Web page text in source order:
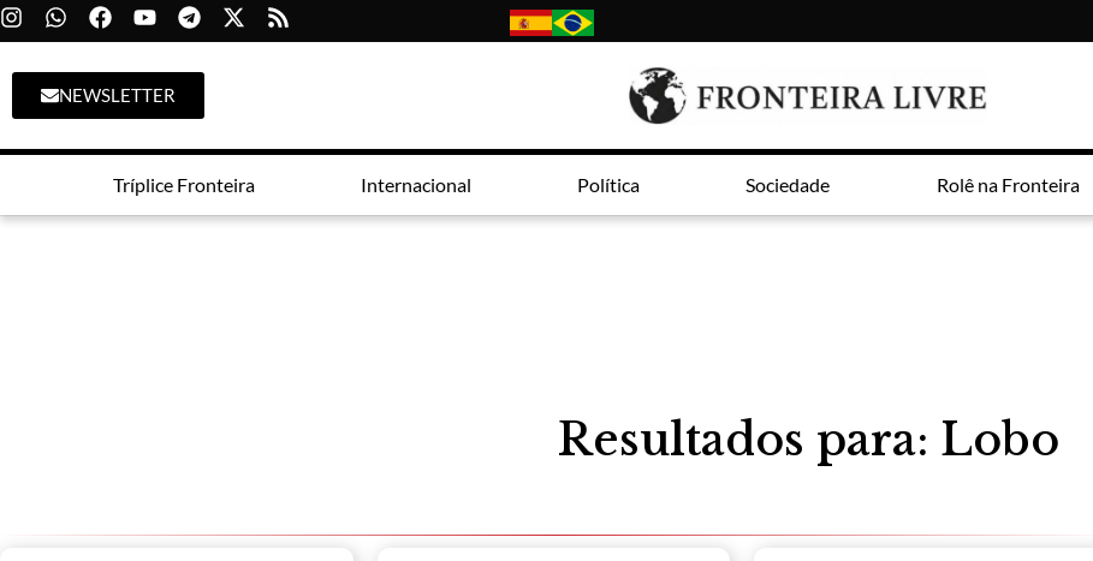
NEWSLETTER
Tríplice Fronteira Internacional Política Sociedade Rolê na Fronteira
Resultados para: Lobo